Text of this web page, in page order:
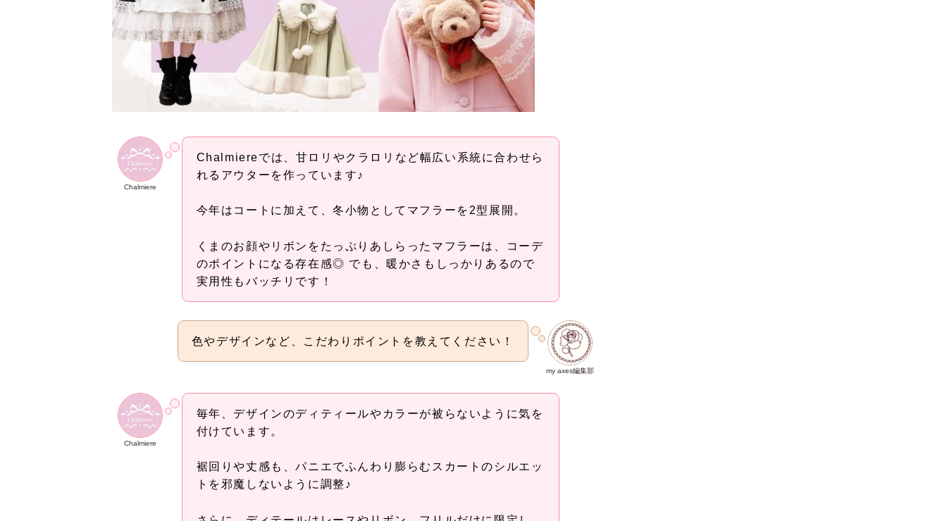
Chalmiere
Chalmiereでは、甘ロリやクラロリなど幅広い系統に合わせら
れるアウターを作っています♪
今年はコートに加えて、冬小物としてマフラーを2型展開。
くまのお顔やリボンをたっぷりあしらったマフラーは、コーデ
のポイントになる存在感◎ でも、暖かさもしっかりあるので
実用性もバッチリです！
my axes編集部
色やデザインなど、こだわりポイントを教えてください！
Chalmiere
毎年、デザインのディティールやカラーが被らないように気を
付けています。
裾回りや丈感も、パニエでふんわり膨らむスカートのシルエッ
トを邪魔しないように調整♪